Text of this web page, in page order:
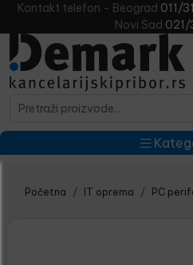
Kontakt telefon - Beograd 011/
Novi Sad 021/
Početna IT oprema PC